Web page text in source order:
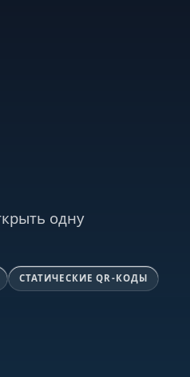
одну
СТАТИЧЕСКИЕ QR-КОДЫ